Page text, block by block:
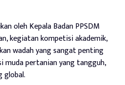
oleh Kepala Badan PPSDM
kegiatan kompetisi akademik,
wadah yang sangat penting
muda pertanian yang tangguh,
global.